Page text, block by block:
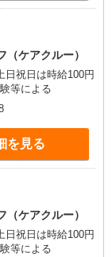
蔵台二丁目20-16
号室 【在宅介護
成瀬五丁目1-6 コ
ケアクルー）
等による
を見る
ケアクルー）
等による